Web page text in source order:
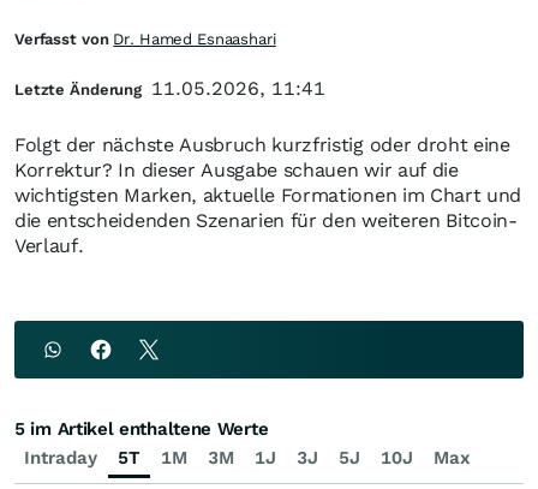
Folgt der nächste Ausbruch kurzfristig oder droht eine
Korrektur? In dieser Ausgabe schauen wir auf die
wichtigsten Marken, aktuelle Formationen im Chart und
die entscheidenden Szenarien für den weiteren Bitcoin-
Verlauf.
Verfasst von Dr. Hamed Esnaashari
Letzte Änderung 11.05.2026, 11:41
Intraday 5T 1M 3M 1J 3J 5J 10J Max
5 im Artikel enthaltene Werte